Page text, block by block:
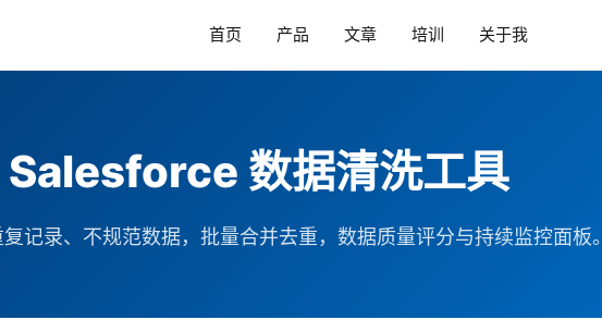
首页 产品 文章 培训 关于我
Salesforce 数据清洗工具
记录、不规范数据，批量合并去重，数据质量评分与持续监控面板。